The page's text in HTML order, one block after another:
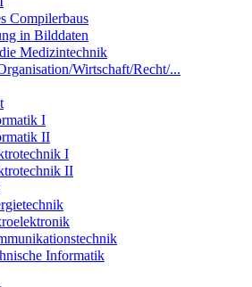
Compilerbaus
in Bilddaten
Medizintechnik
Wirtschaft/Recht/...
I
II
I
II
Informatik